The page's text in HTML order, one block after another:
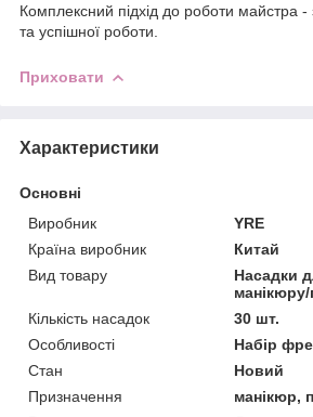
Комплексний підхід до роботи майстра
та успішної роботи.
Приховати
Характеристики
Основні
Виробник
YRE
Країна виробник
Китай
Вид товару
Насадки
Кількість насадок
30 шт.
Особливості
Набір
Стан
Новий
Призначення
манікюр,